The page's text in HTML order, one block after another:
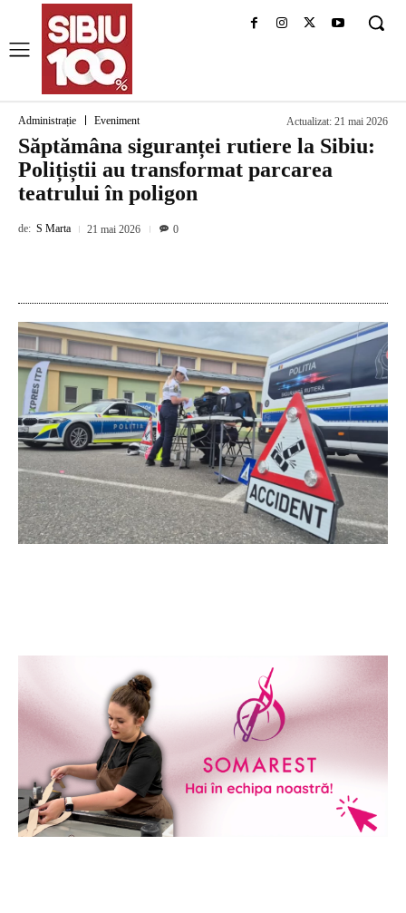
Administrație Eveniment Actualizat: 21 mai 2026
Săptămâna siguranței rutiere la Sibiu:
Polițiștii au transformat parcarea
teatrului în poligon
de: S Marta 21 mai 2026 0